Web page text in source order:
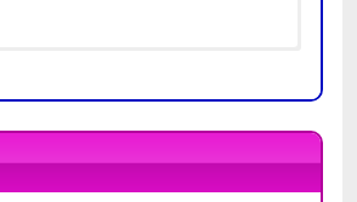
Windows 7 (SP1+)/8.1/10 64bit
Intel i5-2500 / AMD FX-6350
Windows 10 64bit
Intel i7-4770k / AMD Ryzen 5 1600